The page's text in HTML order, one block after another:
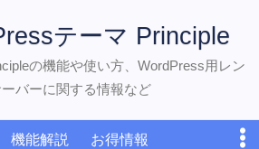
テーマ Principle
の機能や使い方、WordPress用レン
ーバーに関する情報など
機能解説 お得情報